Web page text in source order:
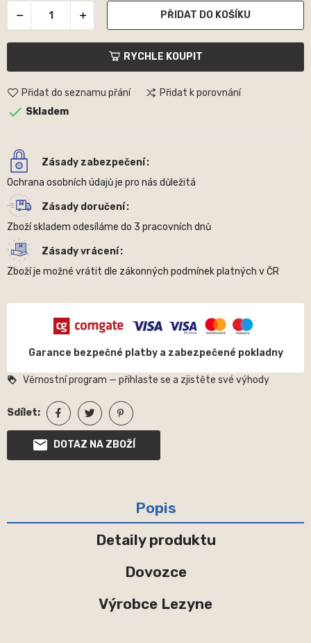
PŘIDAT DO KOŠÍKU
RYCHLE KOUPIT
Přidat do seznamu přání Přidat k porovnání
 Skladem
Zásady zabezpečení
Ochrana osobních údajů je pro nás důležitá
Zásady doručení
Zboží skladem odesíláme do 3 pracovních dnů
Zásady vrácení
Zboží je možné vrátit dle zákonných podmínek platných v ČR
Garance bezpečné platby a zabezpečené pokladny
loyalty Věrnostní program — přihlaste se a zjistěte své výhody
Sdílet:
DOTAZ NA ZBOŽÍ
Popis
Detaily produktu
Dovozce
Výrobce Lezyne